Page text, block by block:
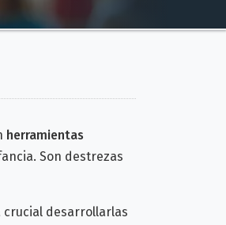
herramientas
Son destrezas
crucial desarrollarlas